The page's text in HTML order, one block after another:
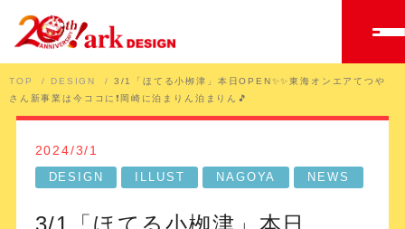
TOP DESIGN
3/1「ほてる小栁津」本日OPEN✨✨東海オンエアてつや
さん新事業は今ココに❗️岡崎に泊まりん泊まりん🎵
2024/3/1
DESIGN ILLUST NAGOYA NEWS
3/1「ほてる小栁津」本日